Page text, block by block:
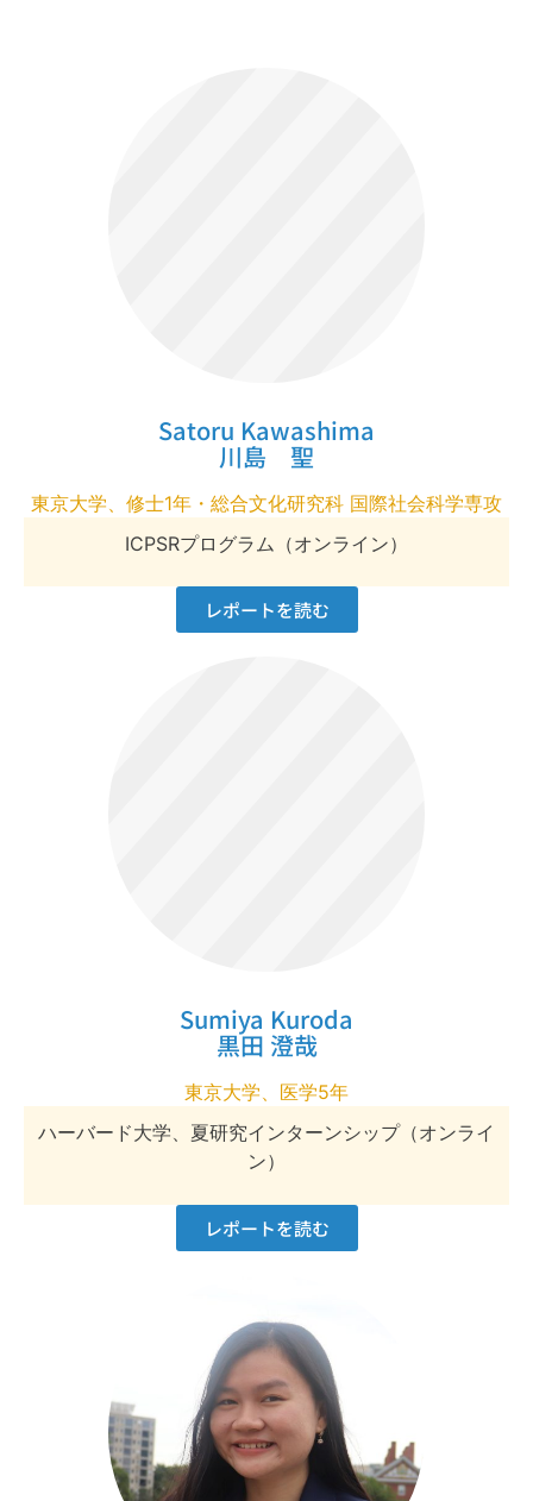
Satoru Kawashima
川島 聖
東京大学、修士1年・総合文化研究科 国際社会科学専攻
ICPSRプログラム（オンライン）
レポートを読む
Sumiya Kuroda
黒田 澄哉
東京大学、医学5年
ハーバード大学、夏研究インターンシップ（オンライ
ン）
レポートを読む